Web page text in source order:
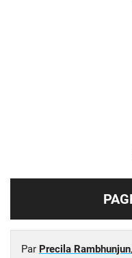
Par Precila Rambhunjun